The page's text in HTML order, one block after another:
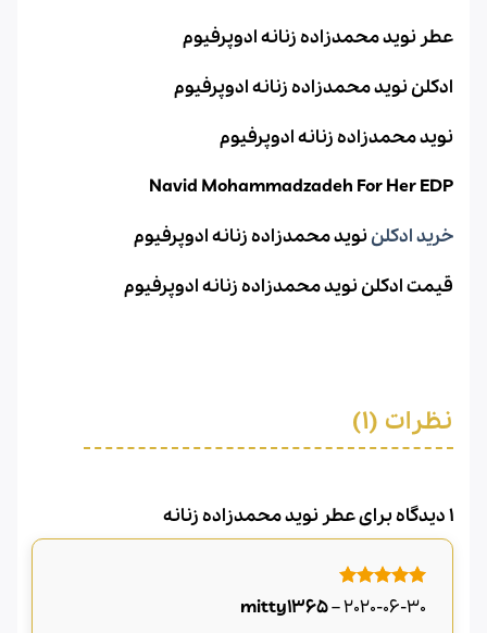
عطر نوید محمدزاده زنانه ادوپرفیوم
ادکلن نوید محمدزاده زنانه ادوپرفیوم
نوید محمدزاده زنانه ادوپرفیوم
Navid Mohammadzadeh For Her EDP
خرید ادکلننوید محمدزاده زنانه ادوپرفیوم
قیمت ادکلن نوید محمدزاده زنانه ادوپرفیوم
نظرات (1)
1 دیدگاه برای عطر نوید محمدزاده زنانه
امتیاز 5از
mitty1365–2020-06-30